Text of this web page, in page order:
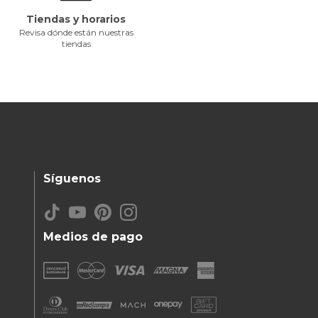
Tiendas y horarios
Revisa dónde están nuestras
tiendas
Medios de pago
Síguenos